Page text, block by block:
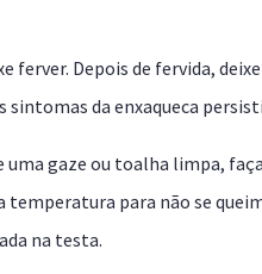
ferver. Depois de fervida,
sintomas da enxaqueca
gaze ou toalha limpa,
para não se
na testa.